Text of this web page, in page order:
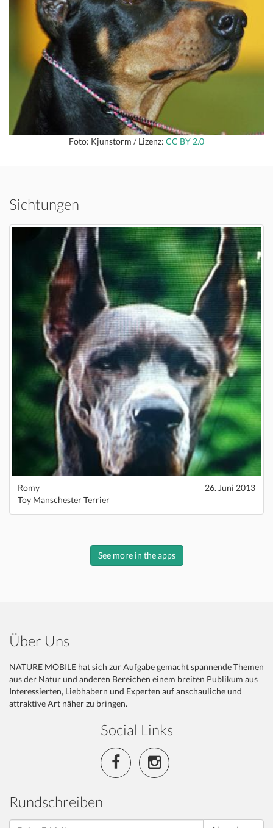
Foto: Kjunstorm / Lizenz: CC BY 2.0
Sichtungen
Romy
26. Juni 2013
Toy Manschester Terrier
See more in the apps
Über Uns
NATURE MOBILE hat sich zur Aufgabe gemacht spannende Themen
aus der Natur und anderen Bereichen einem breiten Publikum aus
Interessierten, Liebhabern und Experten auf anschauliche und
attraktive Art näher zu bringen.
Social Links
Rundschreiben